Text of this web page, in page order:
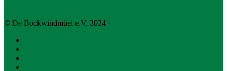
© De Bockwindmüel e.V. 2024 ·